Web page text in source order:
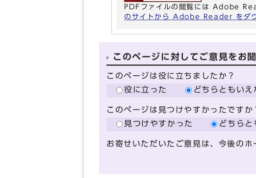
PDFファイルの閲覧には Adobe
のサイトから Adobe Reader をダウ
このページに対してご意見をお
このページは役に立ちましたか？
役に立った
どちらともいえ
このページは見つけやすかったですか
見つけやすかった
どちらと
お寄せいただいたご意見は、今後のホ